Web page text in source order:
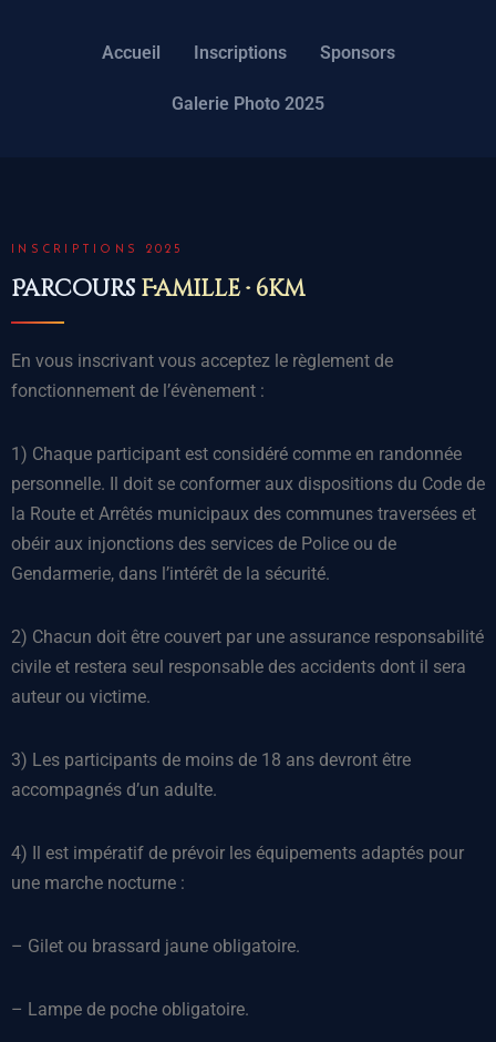
Accueil Inscriptions Sponsors
Galerie Photo 2025
INSCRIPTIONS 2025
Parcours Famille · 6km
En vous inscrivant vous acceptez le règlement de
fonctionnement de l’évènement :
1) Chaque participant est considéré comme en randonnée
personnelle. Il doit se conformer aux dispositions du Code de
la Route et Arrêtés municipaux des communes traversées et
obéir aux injonctions des services de Police ou de
Gendarmerie, dans l’intérêt de la sécurité.
2) Chacun doit être couvert par une assurance responsabilité
civile et restera seul responsable des accidents dont il sera
auteur ou victime.
3) Les participants de moins de 18 ans devront être
accompagnés d’un adulte.
4) Il est impératif de prévoir les équipements adaptés pour
une marche nocturne :
– Gilet ou brassard jaune obligatoire.
– Lampe de poche obligatoire.